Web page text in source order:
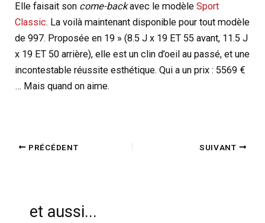
Elle faisait son come-backavec le modèleSport
Classic. La voilà maintenant disponible pour tout modèle
de 997. Proposée en 19 » (8.5 J x 19 ET 55 avant, 11.5 J
x 19 ET 50 arrière), elle est un clin d’oeil au passé, et une
incontestable réussite esthétique. Qui a un prix : 5569 €
… Mais quand on aime.
PRÉCÉDENT SUIVANT
et aussi...